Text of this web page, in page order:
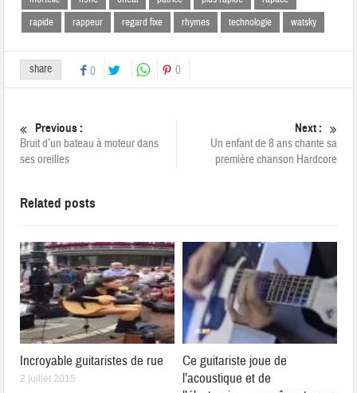
rapide
rappeur regard fixe rhymes technologie watsky
share 0 0
Previous :
Bruit d’un bateau à moteur dans
ses oreilles
Next :
Un enfant de 8 ans chante sa
première chanson Hardcore
Related posts
Incroyable guitaristes de rue
2 juillet 2015
Ce guitariste joue de
l’acoustique et de